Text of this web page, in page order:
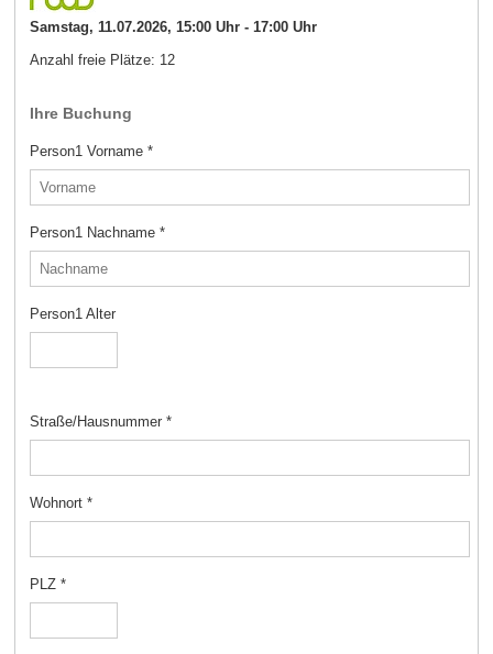
Samstag, 11.07.2026, 15:00 Uhr - 17:00 Uhr
Anzahl freie Plätze: 12
Ihre Buchung
Person1 Vorname *
Person1 Nachname *
Person1 Alter
Straße/Hausnummer *
Wohnort *
PLZ *